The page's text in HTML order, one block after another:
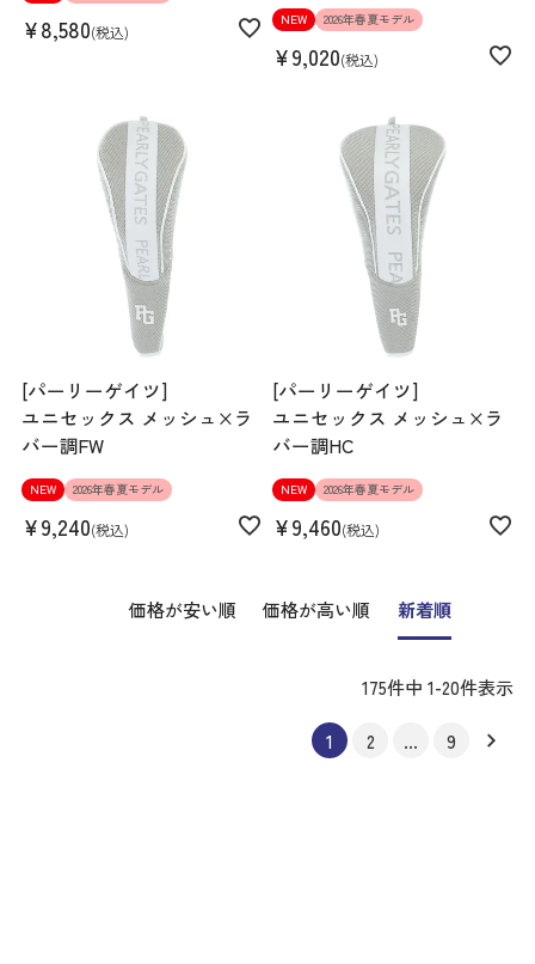
¥8,580 税込
NEW 2026年春夏モデル
¥9,020 税込
[パーリーゲイツ]
ユニセックス メッシュ×ラ
バー調FW
NEW 2026年春夏モデル
¥9,240 税込
[パーリーゲイツ]
ユニセックス メッシュ×ラ
バー調HC
NEW 2026年春夏モデル
¥9,460 税込
価格が安い順 価格が高い順 新着順
175件中 1-20件表示
1 2 … 9